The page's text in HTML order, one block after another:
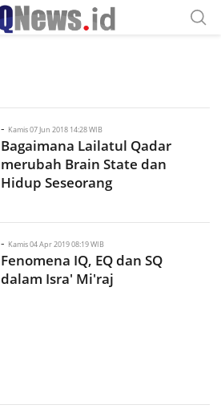
- Kamis 07 Jun 2018 14:28 WIB
Bagaimana Lailatul Qadar
merubah Brain State dan
Hidup Seseorang
- Kamis 04 Apr 2019 08:19 WIB
Fenomena IQ, EQ dan SQ
dalam Isra' Mi'raj